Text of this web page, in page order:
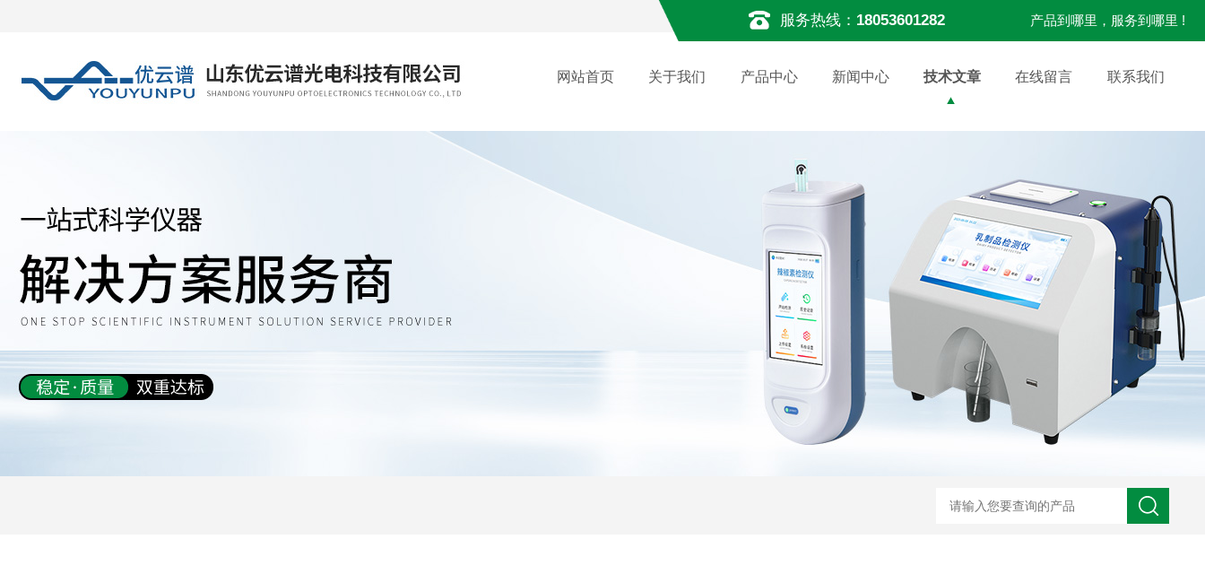
服务热线： 18053601282 产品到哪里，服务到哪里 !
网站首页 关于我们 产品中心 新闻中心 技术文章 在线留言 联系我们